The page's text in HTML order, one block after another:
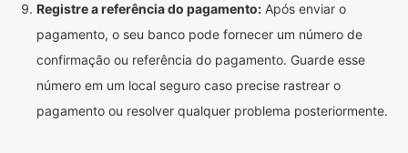
Registre a referência do pagamento: Após enviar o
pagamento, o seu banco pode fornecer um número de
confirmação ou referência do pagamento. Guarde esse
número em um local seguro caso precise rastrear o
pagamento ou resolver qualquer problema posteriormente.